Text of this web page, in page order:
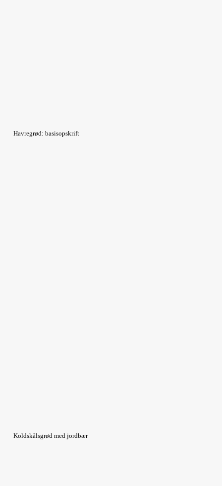
Havregrød: basisopskrift
Koldskålsgrød med jordbær